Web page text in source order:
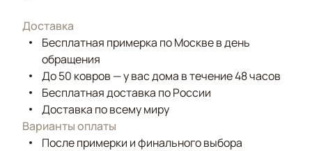
Доставка
Бесплатная примерка по Москве в день
обращения
До 50 ковров — у вас дома в течение 48 часов
Бесплатная доставка по России
Доставка по всему миру
Варианты оплаты
После примерки и финального выбора